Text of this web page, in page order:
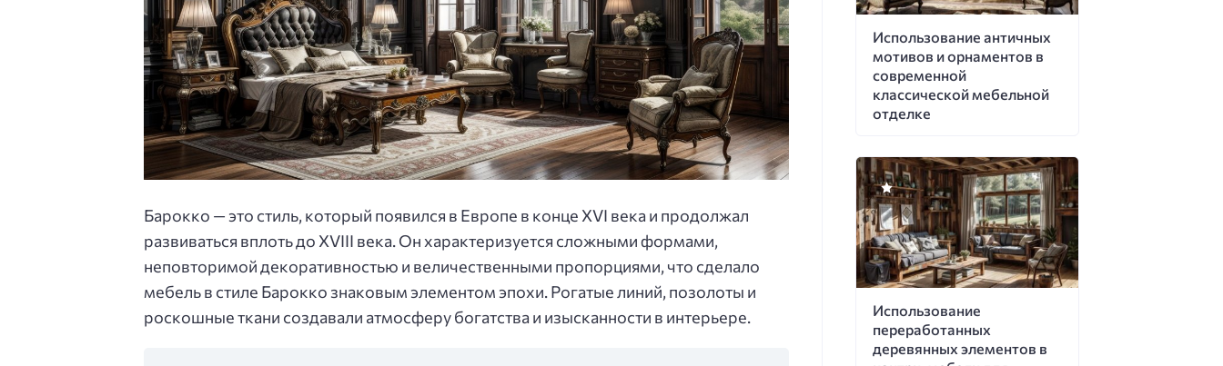
Барокко — это стиль, который появился в Европе в конце XVI века и продолжал
развиваться вплоть до XVIII века. Он характеризуется сложными формами,
неповторимой декоративностью и величественными пропорциями, что сделало
мебель в стиле Барокко знаковым элементом эпохи. Рогатые линий, позолоты и
роскошные ткани создавали атмосферу богатства и изысканности в интерьере.
Использование античных
мотивов и орнаментов в
современной
классической мебельной
отделке
Использование
переработанных
деревянных элементов в